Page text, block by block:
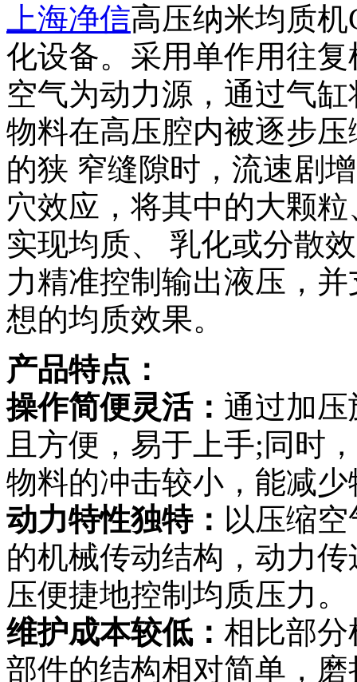
上海净信高压纳米均质
化设备。采用单作用往
空气为动力源，通过气
物料在高压腔内被逐步
的狭 窄缝隙时，流速剧
穴效应，将其中的大颗
实现均质、 乳化或分散
力精准控制输出液压，
想的均质效果。
产品特点：
操作简便灵活： 通过加
且方便，易于上手;同时
物料的冲击较小，能减
动力特性独特： 以压缩
的机械传动结构，动力
压便捷地控制均质压力。
维护成本较低： 相比部
部件的结构相对简单，